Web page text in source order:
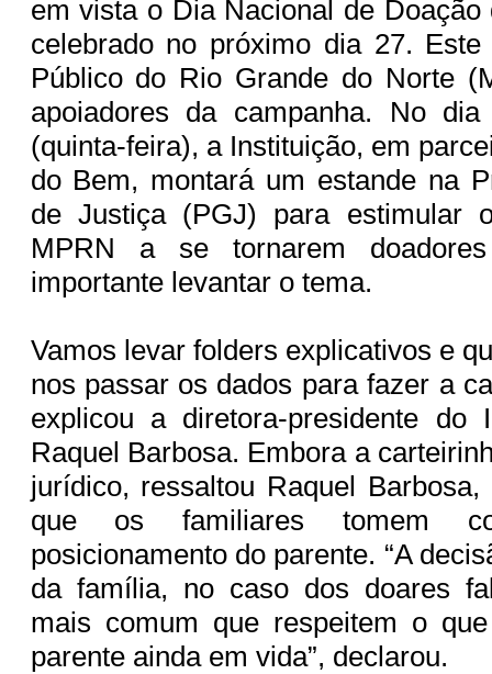
em vista o Dia Nacional de
celebrado no próximo dia 27.
Público do Rio Grande do Norte
apoiadores da campanha. No
(quinta-feira), a Instituição, em
do Bem, montará um estande na
de Justiça (PGJ) para estimular
MPRN a se tornarem
importante levantar o tema.
Vamos levar folders explicativos e
nos passar os dados para fazer a
explicou a diretora-presidente do
Raquel Barbosa. Embora a
jurídico, ressaltou Raquel
que os familiares tomem
posicionamento do parente. “A
da família, no caso dos doares
mais comum que respeitem o
parente ainda em vida”, declarou.